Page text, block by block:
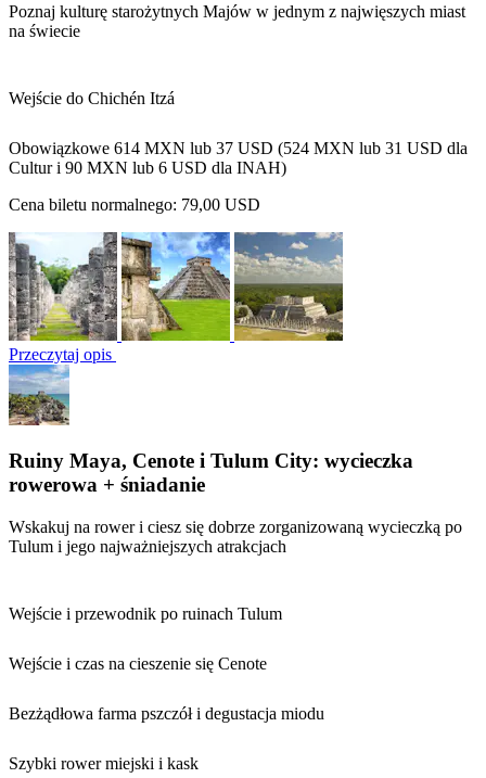
Poznaj kulturę starożytnych Majów w jednym z najwięszych miast
na świecie
Wejście do Chichén Itzá
Obowiązkowe 614 MXN lub 37 USD (524 MXN lub 31 USD dla
Cultur i 90 MXN lub 6 USD dla INAH)
Cena biletu normalnego: 79,00 USD
Przeczytaj opis
Ruiny Maya, Cenote i Tulum City: wycieczka
rowerowa + śniadanie
Wskakuj na rower i ciesz się dobrze zorganizowaną wycieczką po
Tulum i jego najważniejszych atrakcjach
Wejście i przewodnik po ruinach Tulum
Wejście i czas na cieszenie się Cenote
Bezżądłowa farma pszczół i degustacja miodu
Szybki rower miejski i kask